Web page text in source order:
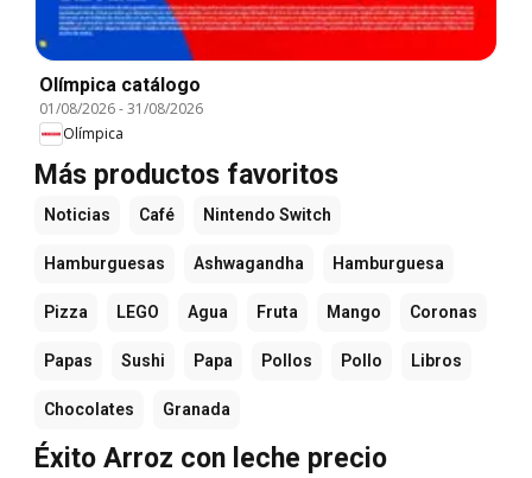
Olímpica catálogo
01/08/2026-31/08/2026
Olímpica
Más productos favoritos
Noticias Café Nintendo Switch
Hamburguesas Ashwagandha Hamburguesa
Pizza LEGO Agua Fruta Mango Coronas
Papas Sushi Papa Pollos Pollo Libros
Chocolates Granada
Éxito Arroz con leche precio